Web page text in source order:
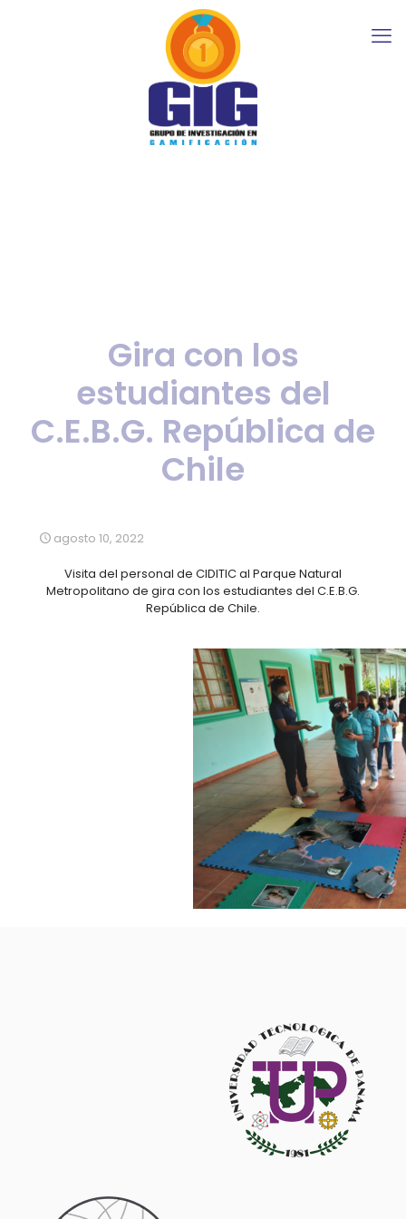
Gira con los
estudiantes del
C.E.B.G. República de
Chile
agosto 10, 2022
Visita del personal de CIDITIC al Parque Natural
Metropolitano de gira con los estudiantes del C.E.B.G.
República de Chile.